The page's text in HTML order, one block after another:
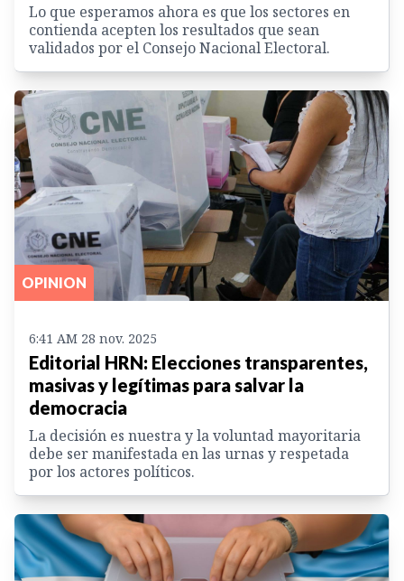
Lo que esperamos ahora es que los sectores en
contienda acepten los resultados que sean
validados por el Consejo Nacional Electoral.
OPINION
6:41 AM 28 nov. 2025
Editorial HRN: Elecciones transparentes,
masivas y legítimas para salvar la
democracia
La decisión es nuestra y la voluntad mayoritaria
debe ser manifestada en las urnas y respetada
por los actores políticos.